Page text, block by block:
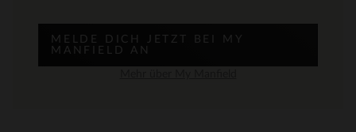
MELDE DICH JETZT BEI MY
MANFIELD AN